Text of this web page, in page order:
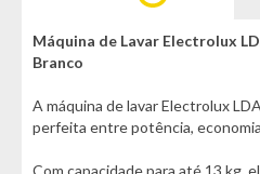
Máquina de Lavar Electrolux
Branco
A máquina de lavar Electrolux
perfeita entre potência,